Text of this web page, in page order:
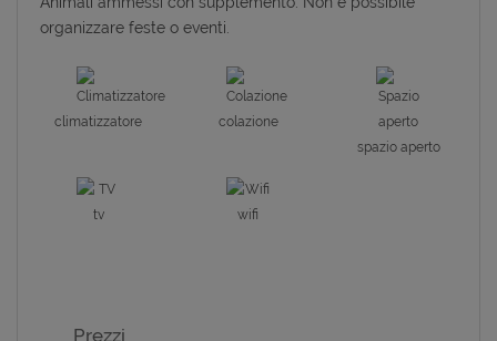
organizzare feste o eventi.
climatizzatore
colazione
spazio aperto
tv wifi
Prezzi